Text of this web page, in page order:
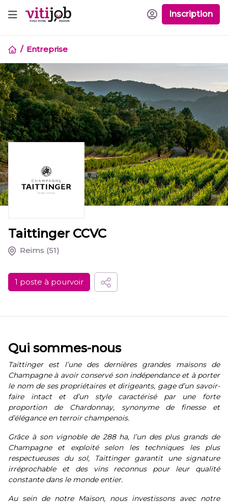
Inscription
Entreprise
Taittinger CCVC
Reims (51)
1 poste à pourvoir
Qui sommes-nous
Taittinger est l’une des dernières grandes maisons de
Champagne à avoir conservé son indépendance et à porter
le nom de ses propriétaires et dirigeants, gage d’un savoir-
faire intact et d’un style caractérisé par une forte
proportion de Chardonnay, synonyme de finesse et
d’élégance en terroir champenois.
Grâce à son vignoble de 288 ha, l’un des plus grands de
Champagne et exploité selon les techniques les plus
respectueuses du sol, Taittinger garantit une signature
irréprochable et des vins reconnus pour leur qualité
constante dans le monde entier.
Au sein de notre Maison, nous investissons avec notre